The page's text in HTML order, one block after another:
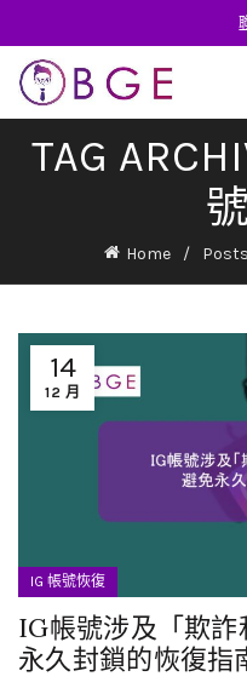
TAG
Home
14
12 月
IG 帳號恢復
IG帳號涉及「欺
永久封鎖的恢復指